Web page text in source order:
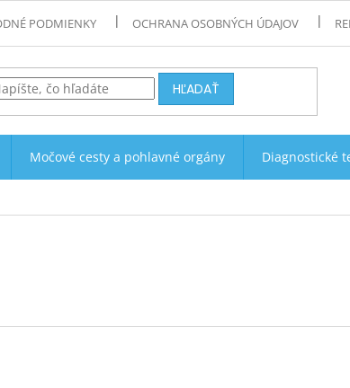
PODMIENKY OCHRANA OSOBNÝCH ÚDAJOV
HĽADAŤ
Močové cesty a pohlavné orgány Diagnostické